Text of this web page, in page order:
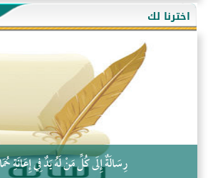
أُسُـسُ بَـيْـتِ الـمُسْـلِمِ
التَّعْلِيمُ القُرْآنِي
كلمة إلى إخواني السلفيين في الجزائر
اخترنا لك
رِسَالَةٌ إِلَى كُلِّ مَنْ لَهُ يَدٌ فِي إِعَانَةِ